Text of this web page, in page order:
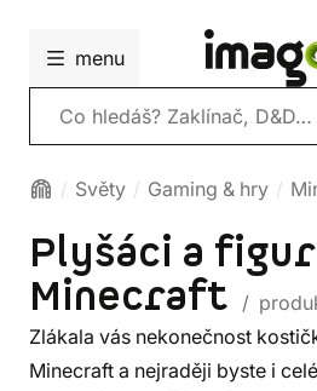
menu
Vyhledávání
Světy Gaming & hry
Plyšáci a
Minecraft
/
Zlákala vás nekonečnost
Minecraft a nejraději byste i